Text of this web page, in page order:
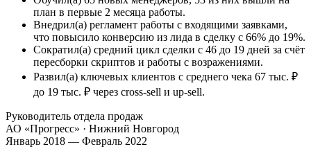
план в первые 2 месяца работы.
Внедрил(а) регламент работы с входящими заявками,
что повысило конверсию из лида в сделку с 66% до 19%.
Сократил(а) средний цикл сделки с 46 до 19 дней за счёт
пересборки скриптов и работы с возражениями.
Развил(а) ключевых клиентов с среднего чека 67 тыс. ₽
до 19 тыс. ₽ через cross-sell и up-sell.
Руководитель отдела продаж
АО «Прогресс» · Нижний Новгород
Январь 2018 — Февраль 2022